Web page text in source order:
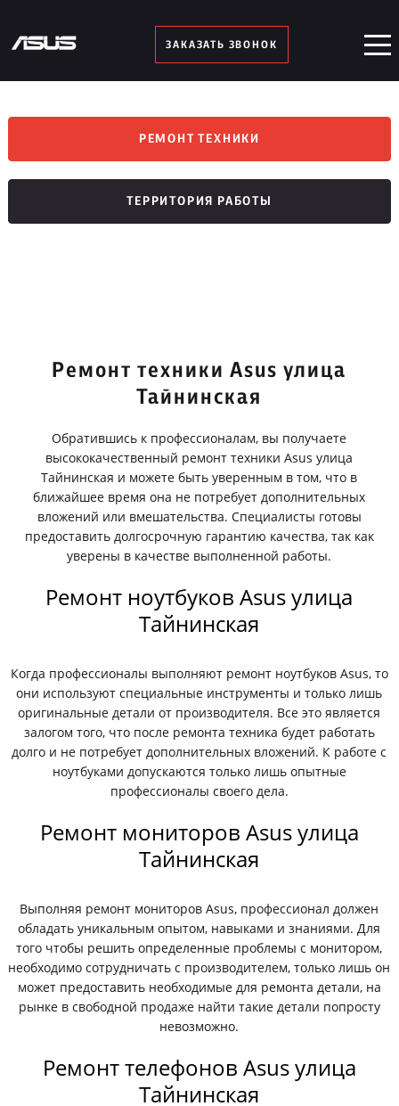
ЗАКАЗАТЬ ЗВОНОК
РЕМОНТ ТЕХНИКИ
ТЕРРИТОРИЯ РАБОТЫ
Ремонт техники Asus улица
Тайнинская
Обратившись к профессионалам, вы получаете
высококачественный ремонт техники Asus улица
Тайнинская и можете быть уверенным в том, что в
ближайшее время она не потребует дополнительных
вложений или вмешательства. Специалисты готовы
предоставить долгосрочную гарантию качества, так как
уверены в качестве выполненной работы.
Ремонт ноутбуков Asus улица
Тайнинская
Когда профессионалы выполняют ремонт ноутбуков Asus, то
они используют специальные инструменты и только лишь
оригинальные детали от производителя. Все это является
залогом того, что после ремонта техника будет работать
долго и не потребует дополнительных вложений. К работе с
ноутбуками допускаются только лишь опытные
профессионалы своего дела.
Ремонт мониторов Asus улица
Тайнинская
Выполняя ремонт мониторов Asus, профессионал должен
обладать уникальным опытом, навыками и знаниями. Для
того чтобы решить определенные проблемы с монитором,
необходимо сотрудничать с производителем, только лишь он
может предоставить необходимые для ремонта детали, на
рынке в свободной продаже найти такие детали попросту
невозможно.
Ремонт телефонов Asus улица
Тайнинская